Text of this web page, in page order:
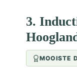
3.
MOOISTE